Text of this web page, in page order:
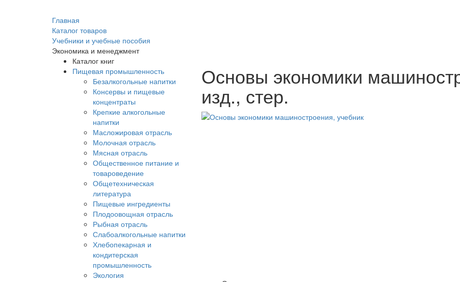
Главная
Каталог товаров
Учебники и учебные пособия
Экономика и менеджмент
Каталог книг
Пищевая промышленность
Безалкогольные напитки
Консервы и пищевые
концентраты
Крепкие алкогольные
напитки
Масложировая отрасль
Молочная отрасль
Мясная отрасль
Общественное питание и
товароведение
Общетехническая
литература
Пищевые ингредиенты
Плодоовощная отрасль
Рыбная отрасль
Слабоалкогольные напитки
Хлебопекарная и
кондитерская
промышленность
Экология
Основы экономики
изд., стер.